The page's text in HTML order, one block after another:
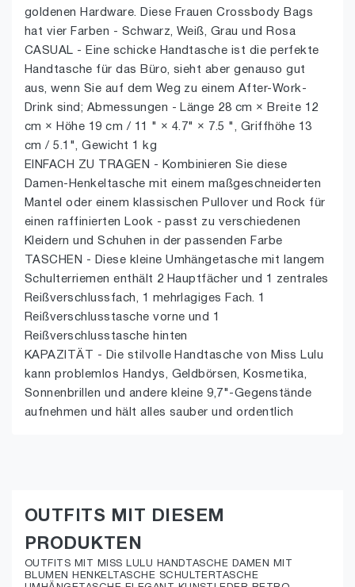
goldenen Hardware. Diese Frauen Crossbody Bags
hat vier Farben - Schwarz, Weiß, Grau und Rosa
CASUAL - Eine schicke Handtasche ist die perfekte
Handtasche für das Büro, sieht aber genauso gut
aus, wenn Sie auf dem Weg zu einem After-Work-
Drink sind; Abmessungen - Länge 28 cm × Breite 12
cm × Höhe 19 cm / 11 " × 4.7" × 7.5 ", Griffhöhe 13
cm / 5.1", Gewicht 1 kg
EINFACH ZU TRAGEN - Kombinieren Sie diese
Damen-Henkeltasche mit einem maßgeschneiderten
Mantel oder einem klassischen Pullover und Rock für
einen raffinierten Look - passt zu verschiedenen
Kleidern und Schuhen in der passenden Farbe
TASCHEN - Diese kleine Umhängetasche mit langem
Schulterriemen enthält 2 Hauptfächer und 1 zentrales
Reißverschlussfach, 1 mehrlagiges Fach. 1
Reißverschlusstasche vorne und 1
Reißverschlusstasche hinten
KAPAZITÄT - Die stilvolle Handtasche von Miss Lulu
kann problemlos Handys, Geldbörsen, Kosmetika,
Sonnenbrillen und andere kleine 9,7"-Gegenstände
aufnehmen und hält alles sauber und ordentlich
OUTFITS MIT DIESEM
PRODUKTEN
OUTFITS MIT MISS LULU HANDTASCHE DAMEN MIT
BLUMEN HENKELTASCHE SCHULTERTASCHE